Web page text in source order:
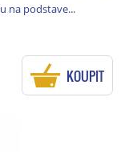
na podstave...
KOUPIT